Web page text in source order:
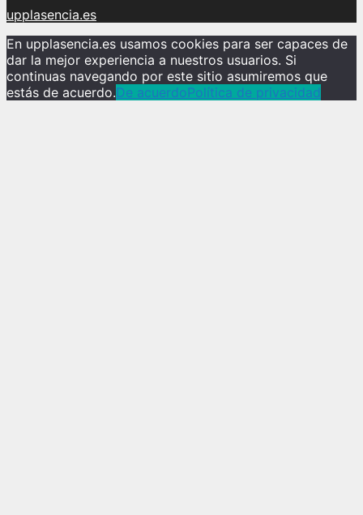
upplasencia.es
En upplasencia.es usamos cookies para ser capaces de
dar la mejor experiencia a nuestros usuarios. Si
continuas navegando por este sitio asumiremos que
estás de acuerdo.De acuerdoPolítica de privacidad